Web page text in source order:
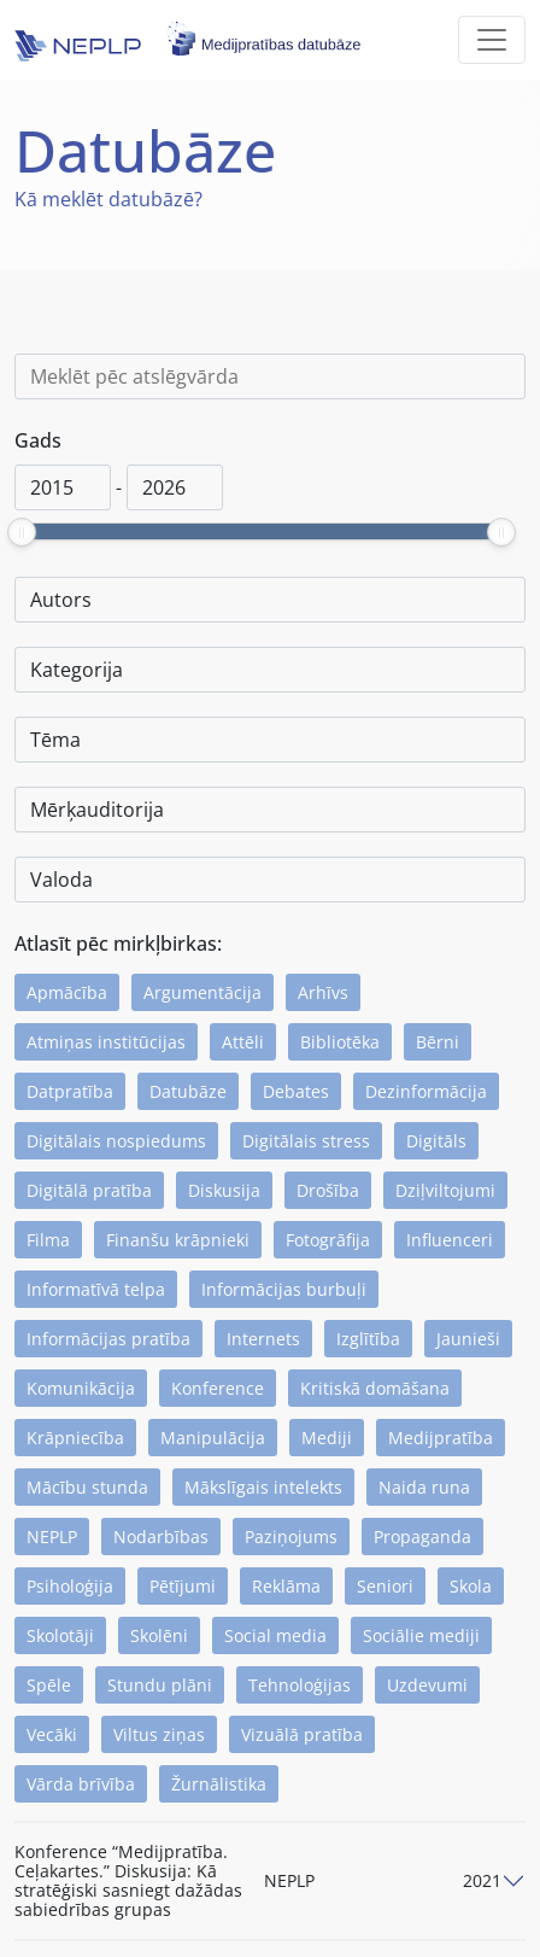
Datubāze
Kā meklēt datubāzē?
Gads
-
Atlasīt pēc mirkļbirkas:
Apmācība Argumentācija Arhīvs
Atmiņas institūcijas Attēli Bibliotēka Bērni
Datpratība Datubāze Debates Dezinformācija
Digitālais nospiedums Digitālais stress Digitāls
Digitālā pratība Diskusija Drošība Dziļviltojumi
Filma Finanšu krāpnieki Fotogrāfija Influenceri
Informatīvā telpa Informācijas burbuļi
Informācijas pratība Internets Izglītība Jaunieši
Komunikācija Konference Kritiskā domāšana
Krāpniecība Manipulācija Mediji Medijpratība
Mācību stunda Mākslīgais intelekts Naida runa
NEPLP Nodarbības Paziņojums Propaganda
Psiholoģija Pētījumi Reklāma Seniori Skola
Skolotāji Skolēni Social media Sociālie mediji
Spēle Stundu plāni Tehnoloģijas Uzdevumi
Vecāki Viltus ziņas Vizuālā pratība
Vārda brīvība Žurnālistika
Konference “Medijpratība.
Ceļakartes.” Diskusija: Kā
stratēģiski sasniegt dažādas
sabiedrības grupas
NEPLP 2021